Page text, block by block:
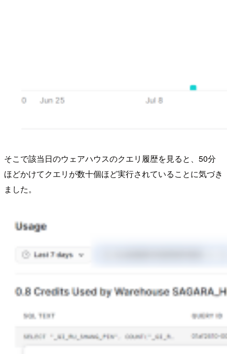
そこで該当日のウェアハウスのクエリ履歴を見ると、50分
ほどかけてクエリが数十個ほど実行されていることに気づき
ました。